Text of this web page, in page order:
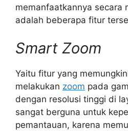
memanfaatkannya secara
adalah beberapa fitur
Smart Zoom
Yaitu fitur yang
melakukan zoom pada
dengan resolusi tinggi di
sangat berguna untuk
pemantauan, karena